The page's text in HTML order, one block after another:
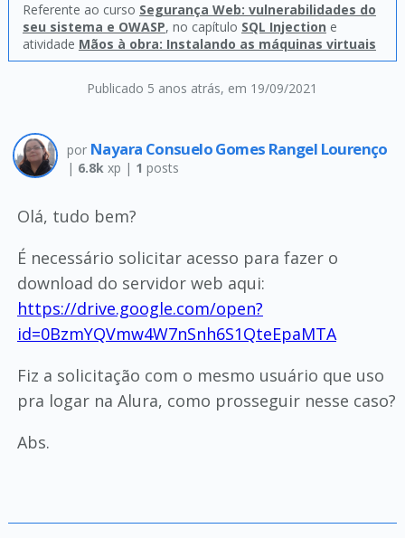
Publicado 5 anos atrás, em 19/09/2021
Referente ao curso Segurança Web: vulnerabilidades do
seu sistema e OWASP, no capítulo SQL Injection e
atividade Mãos à obra: Instalando as máquinas virtuais
por Nayara Consuelo Gomes Rangel Lourenço
| 6.8kxp | 1 posts
Olá, tudo bem?
É necessário solicitar acesso para fazer o
download do servidor web aqui:
https://drive.google.com/open?
id=0BzmYQVmw4W7nSnh6S1QteEpaMTA
Fiz a solicitação com o mesmo usuário que uso
pra logar na Alura, como prosseguir nesse caso?
Abs.